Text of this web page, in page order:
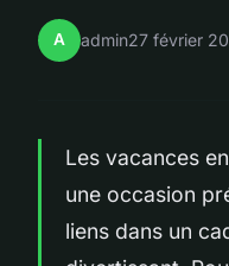
A admin27 février
Les vacances
une occasion
liens dans un